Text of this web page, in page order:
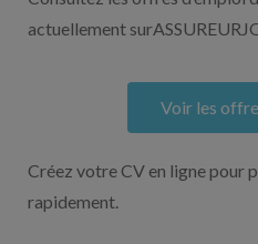
actuellement
Voir les
Créez votre CV en ligne pour
rapidement.